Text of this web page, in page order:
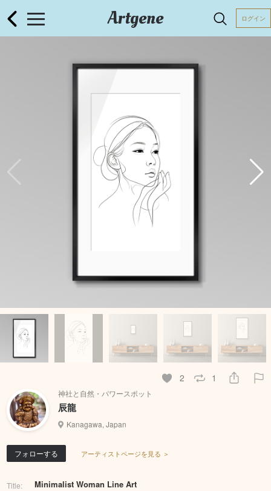
Artgene ログイン
2 1
神社と自然・パワースポット
辰龍
Kanagawa, Japan
フォローする アーティストページを見る ＞
Title: Minimalist Woman Line Art